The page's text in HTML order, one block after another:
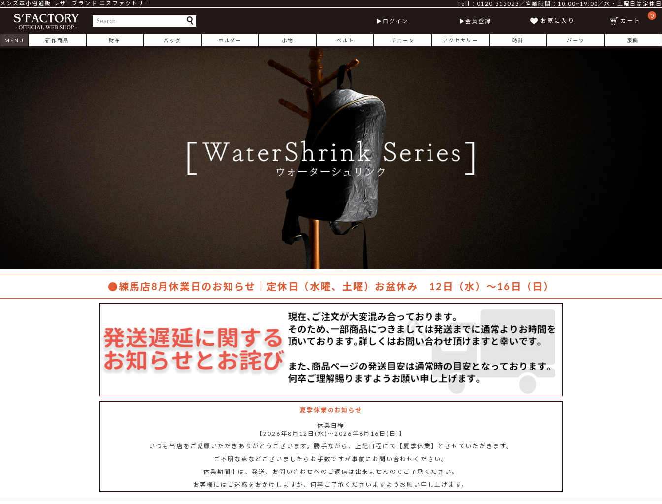
メンズ革小物通販 レザーブランド エスファクトリー Tell：0120-315023／営業時間：10:00~19:00／水・土曜日は定休日
ログイン 会員登録 お気に入り
0
カート
MENU 新作商品 財布 バッグ ホルダー 小物 ベルト チェーン アクセサリー 時計 パーツ 服飾
●練馬店8月休業日のお知らせ｜定休日（水曜、土曜）お盆休み 12日（水）～16日（日）
夏季休業のお知らせ
休業日程
【2026年8月12日(水)～2026年8月16日(日)】
いつも当店をご愛顧いただきありがとうございます。勝手ながら、上記日程にて【夏季休業】とさせていただきます。
ご不明な点などございましたらお手数ですが事前にお問い合わせください。
休業期間中は、発送、お問い合わせへのご返信は出来ませんのでご了承ください。
お客様にはご迷惑をおかけしますが、何卒ご了承くださいますようお願い申し上げます。